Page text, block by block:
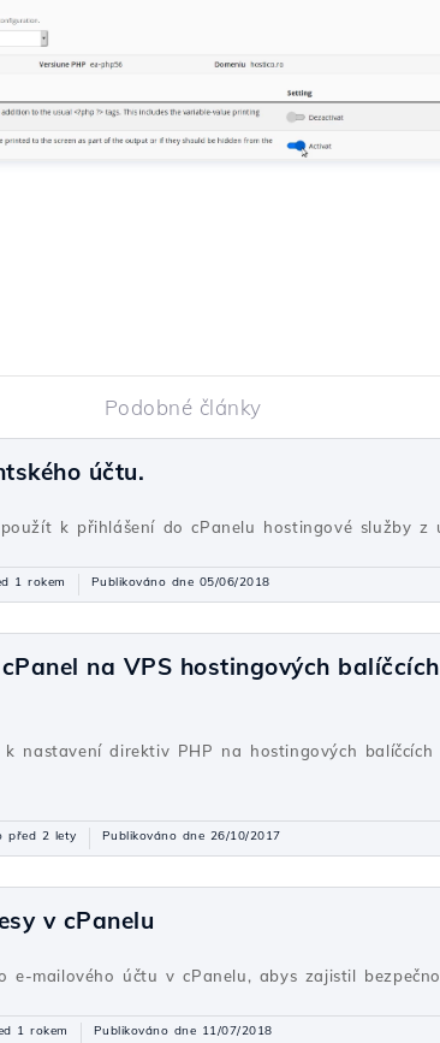
Podobné články
účtu.
k přihlášení do cPanelu hostingové služby z
1 rokem Publikováno dne 05/06/2018
na VPS hostingových
nastavení direktiv PHP na hostingových balíčcích
před 2 lety Publikováno dne 26/10/2017
v cPanelu
e-mailového účtu v cPanelu, abys zajistil
1 rokem Publikováno dne 11/07/2018